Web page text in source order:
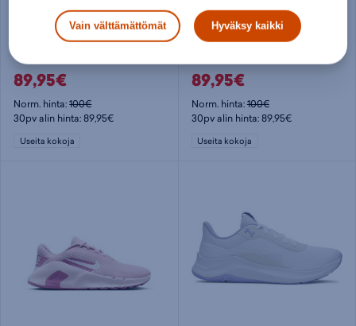
89,95€
Norm. hinta:100€
30pv alin hinta: 89,95€
Useita kokoja
adidas
89,95€
Norm. hinta:100€
30pv alin hinta: 89,95€
Useita kokoja
Vain välttämättömät Hyväksy kaikki